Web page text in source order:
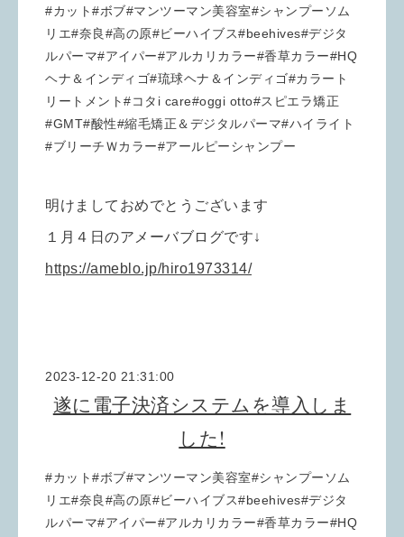
#カット#ボブ#マンツーマン美容室#シャンプーソム
リエ#奈良#高の原#ビーハイブス#beehives#デジタ
ルパーマ#アイパー#アルカリカラー#香草カラー#HQ
ヘナ＆インディゴ#琉球ヘナ＆インディゴ#カラート
リートメント#コタi care#oggi otto#スピエラ矯正
#GMT#酸性#縮毛矯正＆デジタルパーマ#ハイライト
#ブリーチＷカラー#アールピーシャンプー
明けましておめでとうございます
１月４日のアメーバブログです↓
https://ameblo.jp/hiro1973314/
2023-12-20 21:31:00
遂に電子決済システムを導入しま
した!
#カット#ボブ#マンツーマン美容室#シャンプーソム
リエ#奈良#高の原#ビーハイブス#beehives#デジタ
ルパーマ#アイパー#アルカリカラー#香草カラー#HQ